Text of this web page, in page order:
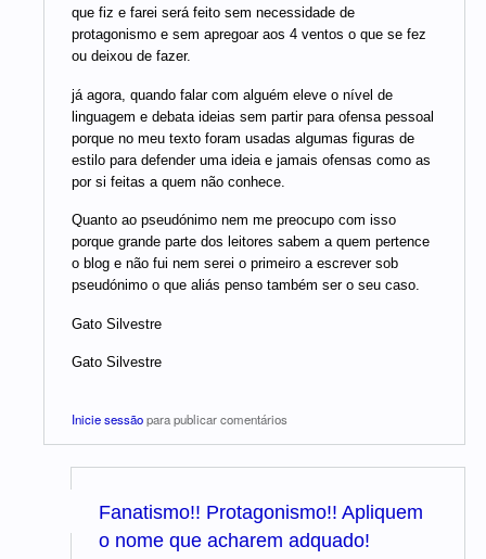
que fiz e farei será feito sem necessidade de
protagonismo e sem apregoar aos 4 ventos o que se fez
ou deixou de fazer.
já agora, quando falar com alguém eleve o nível de
linguagem e debata ideias sem partir para ofensa pessoal
porque no meu texto foram usadas algumas figuras de
estilo para defender uma ideia e jamais ofensas como as
por si feitas a quem não conhece.
Quanto ao pseudónimo nem me preocupo com isso
porque grande parte dos leitores sabem a quem pertence
o blog e não fui nem serei o primeiro a escrever sob
pseudónimo o que aliás penso também ser o seu caso.
Gato Silvestre
Gato Silvestre
Inicie sessãopara publicar comentários
Fanatismo!! Protagonismo!! Apliquem
o nome que acharem adquado!